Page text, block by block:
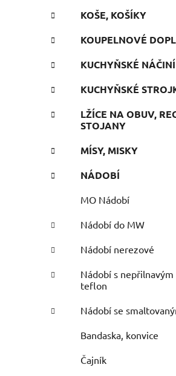
KOŠE, KOŠÍKY
KOUPELNOVÉ
KUCHYŇSKÉ NÁČINÍ
KUCHYŇSKÉ
LŽÍCE NA OBUV,
STOJANY
MÍSY, MISKY
NÁDOBÍ
MO Nádobí
Nádobí do MW
Nádobí nerezové
Nádobí s
teflon
Nádobí se
Bandaska, konvice
Čajník